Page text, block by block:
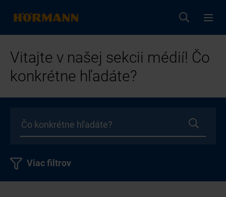
Vitajte v našej sekcii médií! Čo
konkrétne hľadáte?
Viac filtrov